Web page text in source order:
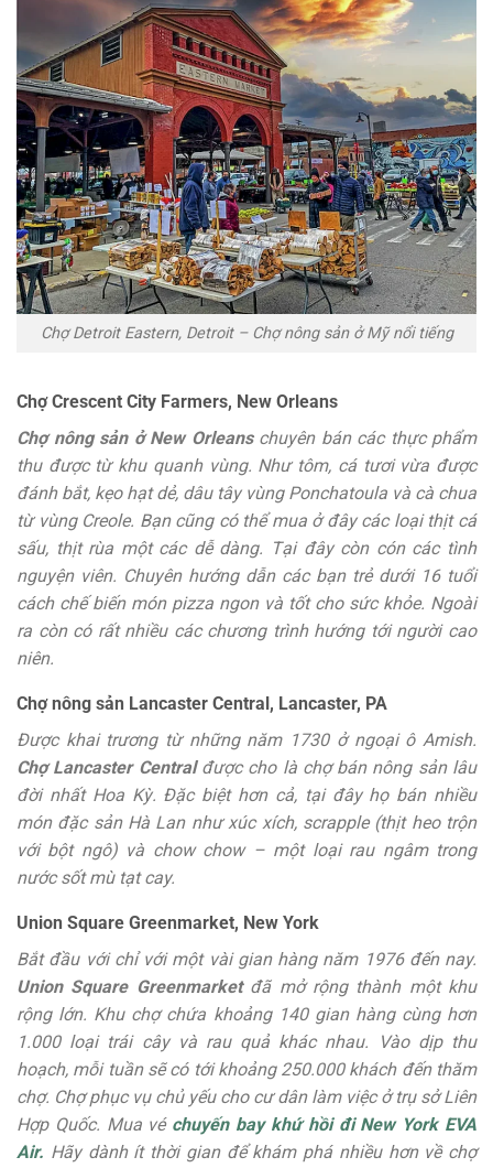
Chợ Detroit Eastern, Detroit – Chợ nông sản ở Mỹ nổi tiếng
Chợ Crescent City Farmers, New Orleans
Chợ nông sản ở New Orleanschuyên bán các thực phẩm
thu được từ khu quanh vùng. Như tôm, cá tươi vừa được
đánh bắt, kẹo hạt dẻ, dâu tây vùng Ponchatoula và cà chua
từ vùng Creole. Bạn cũng có thể mua ở đây các loại thịt cá
sấu, thịt rùa một các dễ dàng. Tại đây còn cón các tình
nguyện viên. Chuyên hướng dẫn các bạn trẻ dưới 16 tuổi
cách chế biến món pizza ngon và tốt cho sức khỏe. Ngoài
ra còn có rất nhiều các chương trình hướng tới người cao
niên.
Chợ nông sản Lancaster Central, Lancaster, PA
Được khai trương từ những năm 1730 ở ngoại ô Amish.
Chợ Lancaster Centralđược cho là chợ bán nông sản lâu
đời nhất Hoa Kỳ. Đặc biệt hơn cả, tại đây họ bán nhiều
món đặc sản Hà Lan như xúc xích, scrapple (thịt heo trộn
với bột ngô) và chow chow – một loại rau ngâm trong
nước sốt mù tạt cay.
Union Square Greenmarket, New York
Bắt đầu với chỉ với một vài gian hàng năm 1976 đến nay.
Union Square Greenmarketđã mở rộng thành một khu
rộng lớn. Khu chợ chứa khoảng 140 gian hàng cùng hơn
1.000 loại trái cây và rau quả khác nhau. Vào dịp thu
hoạch, mỗi tuần sẽ có tới khoảng 250.000 khách đến thăm
chợ. Chợ phục vụ chủ yếu cho cư dân làm việc ở trụ sở Liên
Hợp Quốc. Mua vé chuyến bay khứ hồi đi New York EVA
Air. Hãy dành ít thời gian để khám phá nhiều hơn về chợ